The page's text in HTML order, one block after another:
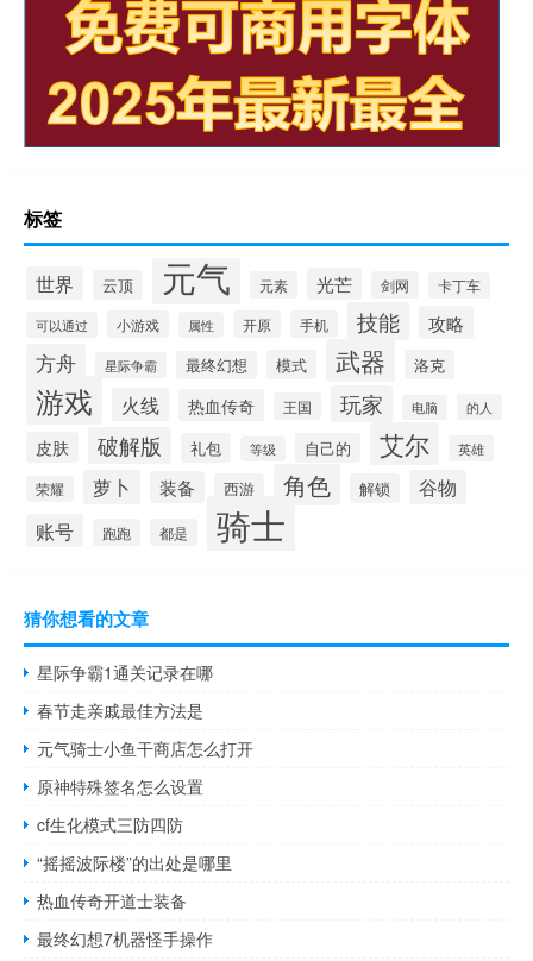
标签
世界 云顶 元气 元素 光芒 剑网 卡丁车
可以通过 小游戏 属性 开原 手机 技能 攻略
方舟 星际争霸 最终幻想 模式 武器 洛克
游戏 火线 热血传奇 王国 玩家 电脑 的人
皮肤 破解版 礼包 等级 自己的 艾尔 英雄
荣耀 萝卜 装备 西游 角色 解锁 谷物
账号 跑跑 都是 骑士
猜你想看的文章
星际争霸1通关记录在哪
春节走亲戚最佳方法是
元气骑士小鱼干商店怎么打开
原神特殊签名怎么设置
cf生化模式三防四防
“摇摇波际楼”的出处是哪里
热血传奇开道士装备
最终幻想7机器怪手操作